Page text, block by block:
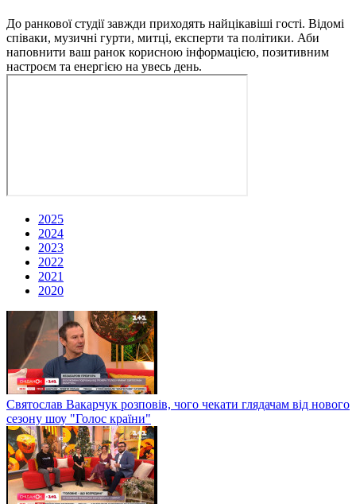
До ранкової студії завжди приходять найцікавіші гості. Відомі
співаки, музичні гурти, митці, експерти та політики. Аби
наповнити ваш ранок корисною інформацією, позитивним
настроєм та енергією на увесь день.
2025
2024
2023
2022
2021
2020
Святослав Вакарчук розповів, чого чекати глядачам від нового
сезону шоу "Голос країни"